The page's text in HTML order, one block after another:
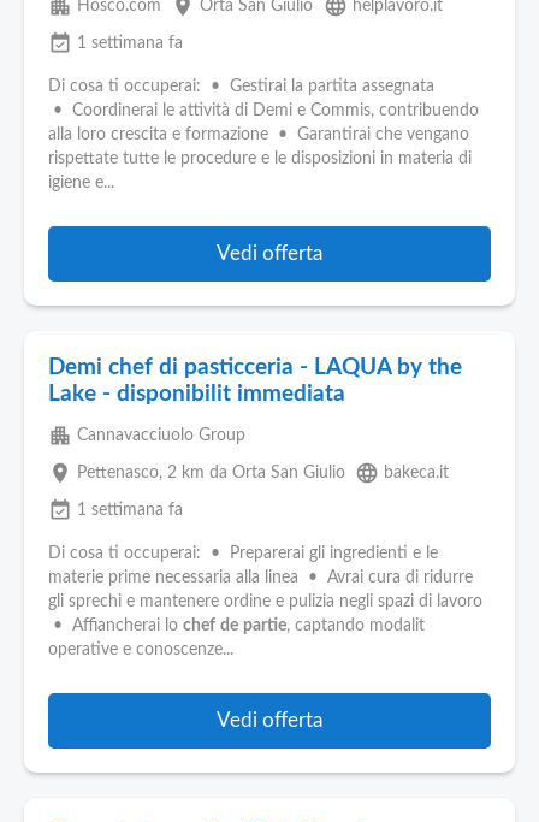
apartment Hosco.com place Orta San Giulio language helplavoro.it
event_available 1 settimana fa
Di cosa ti occuperai: • Gestirai la partita assegnata
• Coordinerai le attività di Demi e Commis, contribuendo
alla loro crescita e formazione • Garantirai che vengano
rispettate tutte le procedure e le disposizioni in materia di
igiene e...
Vedi offerta
Demi chef di pasticceria - LAQUA by the
Lake - disponibilit immediata
apartment Cannavacciuolo Group
place Pettenasco, 2 km da Orta San Giulio language bakeca.it
event_available 1 settimana fa
Di cosa ti occuperai: • Preparerai gli ingredienti e le
materie prime necessaria alla linea • Avrai cura di ridurre
gli sprechi e mantenere ordine e pulizia negli spazi di lavoro
• Affiancherai lo chef de partie, captando modalit
operative e conoscenze...
Vedi offerta